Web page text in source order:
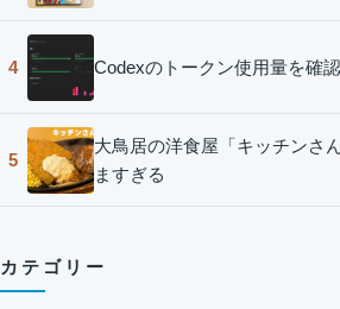
4 Codexのトークン使用量を確
5
大鳥居の洋食屋「キッチンさ
ますぎる
カテゴリー